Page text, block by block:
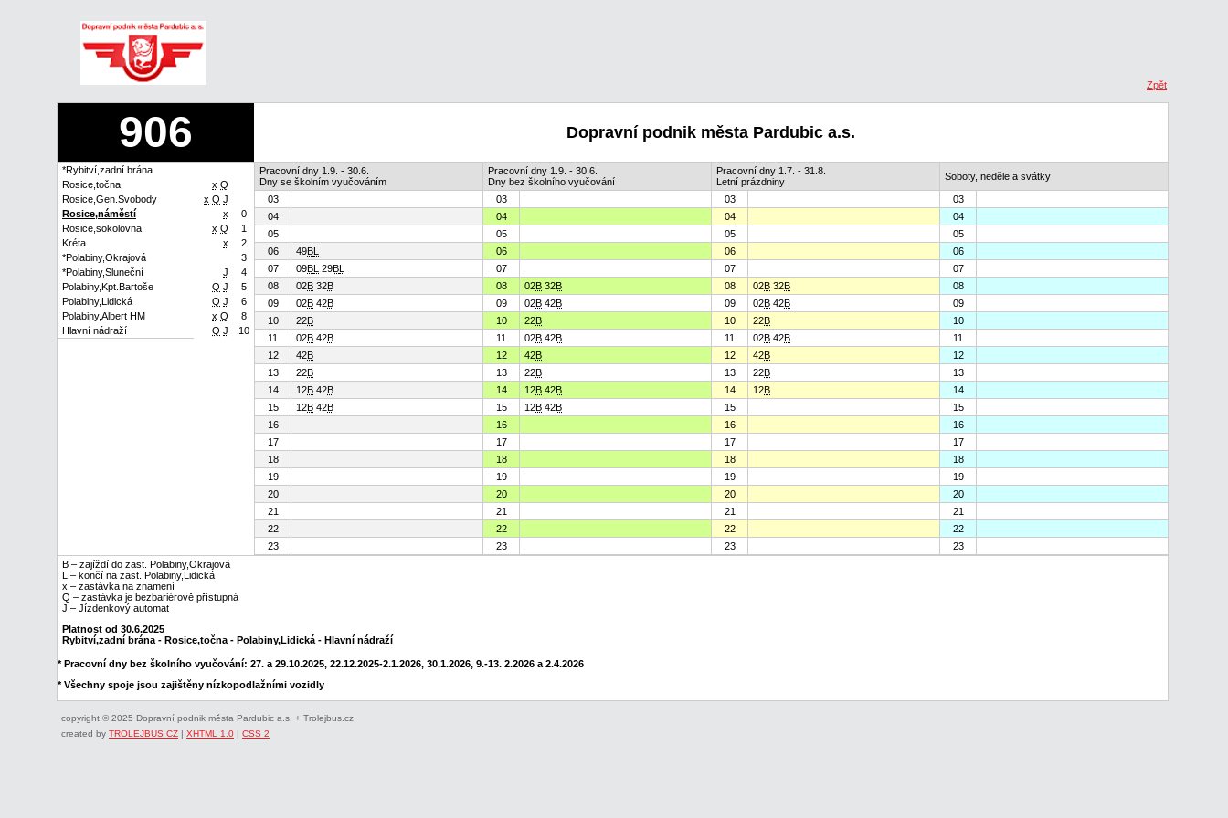
Zpět
906 Dopravní podnik města Pardubic a.s.
*Rybitví,zadní brána
Rosice,točna
x Q
Rosice,Gen.Svobody
x Q J
Rosice,náměstí
x
0
Rosice,sokolovna
x Q
1
Kréta
x
2
*Polabiny,Okrajová
3
*Polabiny,Sluneční
J
4
Polabiny,Kpt.Bartoše
Q J
5
Polabiny,Lidická
Q J
6
Polabiny,Albert HM
x Q
8
Hlavní nádraží
Q J 10
Pracovní dny 1.9. - 30.6.
Dny se školním vyučováním
Pracovní dny 1.9. - 30.6.
Dny bez školního vyučování
Pracovní dny 1.7. - 31.8.
Letní prázdniny
Soboty, neděle a svátky
03 03 03
03
04
04 04
04
05
05 05
05
06
49BL 06 06
06
07
09BL 29BL 07 07
07
08
02B 32B 08 02B 32B 08 02B 32B
08
09
02B 42B 09 02B 42B 09 02B 42B
09
10
22B 10 22B 10 22B
10
11
02B 42B 11 02B 42B 11 02B 42B
11
12
42B 12 42B 12 42B
12
13
22B 13 22B 13 22B
13
14
12B 42B 14 12B 42B 14 12B
14
15
12B 42B 15 12B 42B 15
15
16
16 16
16
17
17 17
17
18
18 18
18
19
19 19
19
20
20 20
20
21
21 21
21
22
22 22
22
23
23 23
23
B – zajíždí do zast. Polabiny,Okrajová
L – končí na zast. Polabiny,Lidická
x – zastávka na znamení
Q – zastávka je bezbariérově přístupná
J – Jízdenkový automat
Platnost od 30.6.2025
Rybitví,zadní brána - Rosice,točna - Polabiny,Lidická - Hlavní nádraží
* Pracovní dny bez školního vyučování: 27. a 29.10.2025, 22.12.2025-2.1.2026, 30.1.2026, 9.-13. 2.2026 a 2.4.2026
* Všechny spoje jsou zajištěny nízkopodlažními vozidly
copyright © 2025 Dopravní podnik města Pardubic a.s. + Trolejbus.cz
created by TROLEJBUS CZ | XHTML 1.0 | CSS 2